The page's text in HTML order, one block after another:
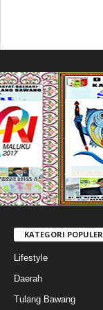
KATEGORI POPULER
Lifestyle
Daerah
Tulang Bawang